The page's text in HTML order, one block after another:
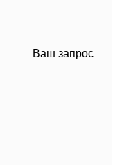
Ваш запрос